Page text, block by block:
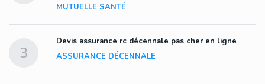
MUTUELLE SANTÉ
3
Devis assurance rc décennale pas cher en ligne
ASSURANCE DÉCENNALE